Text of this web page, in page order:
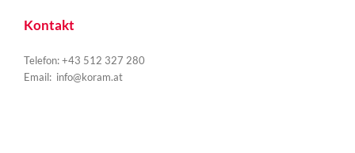
Kontakt
Telefon: +43 512 327 280
Email: info@koram.at